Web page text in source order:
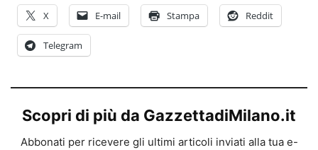
X E-mail Stampa Reddit
Telegram
Scopri di più da GazzettadiMilano.it
Abbonati per ricevere gli ultimi articoli inviati alla tua e-